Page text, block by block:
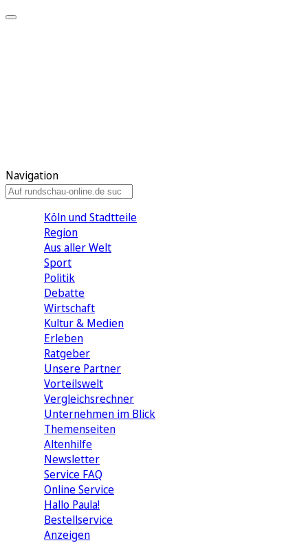
Navigation
Köln und Stadtteile
Region
Aus aller Welt
Sport
Politik
Debatte
Wirtschaft
Kultur & Medien
Erleben
Ratgeber
Unsere Partner
Vorteilswelt
Vergleichsrechner
Unternehmen im Blick
Themenseiten
Altenhilfe
Newsletter
Service FAQ
Online Service
Hallo Paula!
Bestellservice
Anzeigen